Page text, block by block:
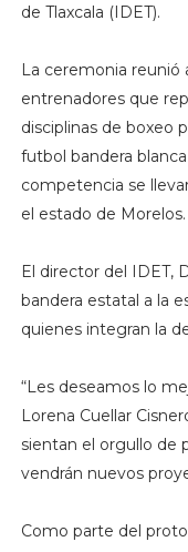
de Tlaxcala (IDET).
La ceremonia reunió
entrenadores que
disciplinas de boxeo
futbol bandera
competencia se
el estado de Morelos.
El director del IDET,
bandera estatal a la
quienes integran la
“Les deseamos lo
Lorena Cuellar
sientan el orgullo de
vendrán nuevos
Como parte del